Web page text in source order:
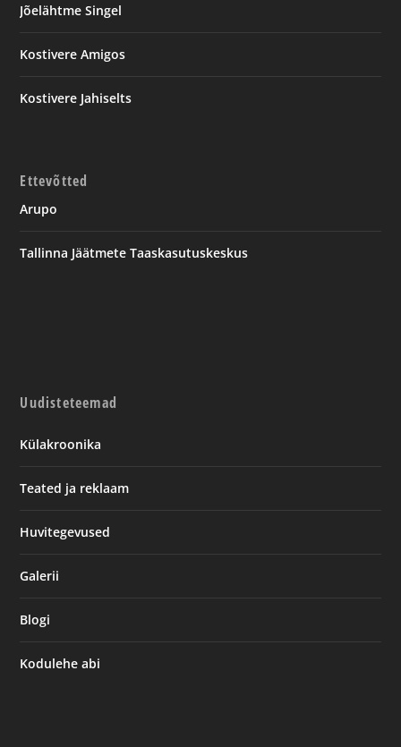
Jõelähtme Singel
Kostivere Amigos
Kostivere Jahiselts
Ettevõtted
Arupo
Tallinna Jäätmete Taaskasutuskeskus
Uudisteteemad
Külakroonika
Teated ja reklaam
Huvitegevused
Galerii
Blogi
Kodulehe abi